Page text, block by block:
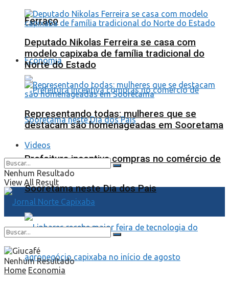
Ferraço
Economia
Prefeitura incentiva compras no comércio de
Sooretama neste Dia dos Pais
Deputado Nikolas Ferreira se casa com
modelo capixaba de família tradicional do
Norte do Estado
Representando todas: mulheres que se
destacam são homenageadas em Sooretama
Videos
Nenhum Resultado
View All Result
Nenhum Resultado
Home Economia